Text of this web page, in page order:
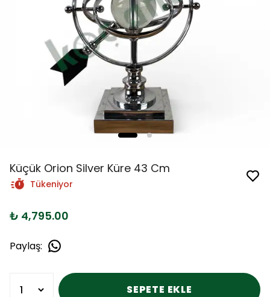
Küçük Orion Silver Küre 43 Cm
Tükeniyor
₺ 4,795.00
Paylaş:
SEPETE EKLE